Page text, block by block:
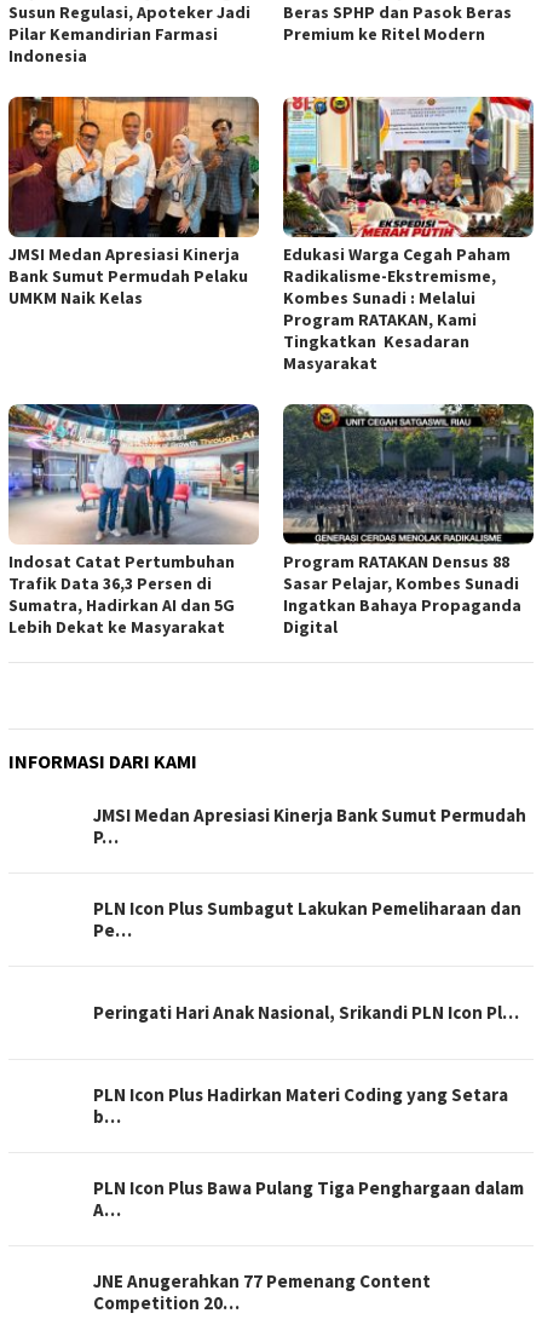
Susun Regulasi, Apoteker Jadi
Pilar Kemandirian Farmasi
Indonesia
Beras SPHP dan Pasok Beras
Premium ke Ritel Modern
JMSI Medan Apresiasi Kinerja
Bank Sumut Permudah Pelaku
UMKM Naik Kelas
Edukasi Warga Cegah Paham
Radikalisme-Ekstremisme,
Kombes Sunadi : Melalui
Program RATAKAN, Kami
Tingkatkan Kesadaran
Masyarakat
Indosat Catat Pertumbuhan
Trafik Data 36,3 Persen di
Sumatra, Hadirkan AI dan 5G
Lebih Dekat ke Masyarakat
Program RATAKAN Densus 88
Sasar Pelajar, Kombes Sunadi
Ingatkan Bahaya Propaganda
Digital
INFORMASI DARI KAMI
JMSI Medan Apresiasi Kinerja Bank Sumut Permudah
P…
PLN Icon Plus Sumbagut Lakukan Pemeliharaan dan
Pe…
Peringati Hari Anak Nasional, Srikandi PLN Icon Pl…
PLN Icon Plus Hadirkan Materi Coding yang Setara
b…
PLN Icon Plus Bawa Pulang Tiga Penghargaan dalam
A…
JNE Anugerahkan 77 Pemenang Content
Competition 20…